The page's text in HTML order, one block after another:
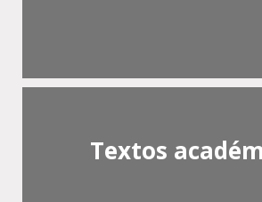
Textos